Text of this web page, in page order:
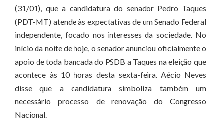
(31/01), que a candidatura do senador Pedro Taques
(PDT-MT) atende às expectativas de um Senado Federal
independente, focado nos interesses da sociedade. No
início da noite de hoje, o senador anunciou oficialmente o
apoio de toda bancada do PSDB a Taques na eleição que
acontece às 10 horas desta sexta-feira. Aécio Neves
disse que a candidatura simboliza também um
necessário processo de renovação do Congresso
Nacional.